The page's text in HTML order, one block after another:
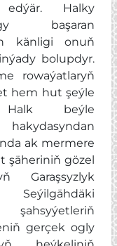
Halky
başaran
känligi onuň
bolupdyr.
rowaýatlaryň
hem hut şeýle
Halk beýle
ak mermere
şäheriniň gözel
Garaşsyzlyk
şahsyýetleriň
gerçek ogly